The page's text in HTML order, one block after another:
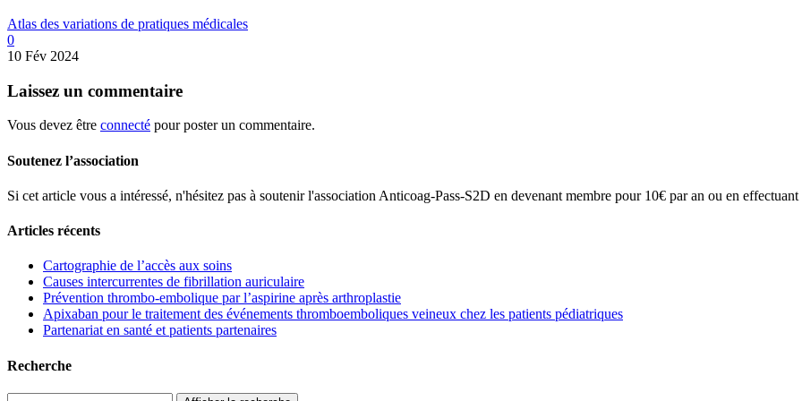
Atlas des variations de pratiques médicales
0
10 Fév 2024
Laissez un commentaire
Vous devez être connecté pour poster un commentaire.
Soutenez l’association
Si cet article vous a intéressé, n'hésitez pas à soutenir l'association Anticoag-Pass-S2D en devenant membre pour 10€ par an ou en
Articles récents
Cartographie de l’accès aux soins
Causes intercurrentes de fibrillation auriculaire
Prévention thrombo-embolique par l’aspirine après arthroplastie
Apixaban pour le traitement des événements thromboemboliques veineux chez les patients pédiatriques
Partenariat en santé et patients partenaires
Recherche